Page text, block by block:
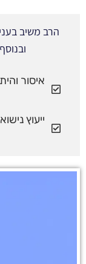
הרב משיב
איסור
ייעוץ